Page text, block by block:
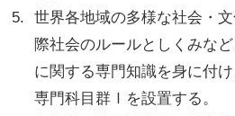
世界各地域の多様な社会・
際社会のルールとしくみな
に関する専門知識を身に付
専門科目群Ⅰを設置する。